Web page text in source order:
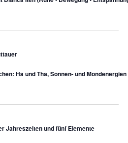
Ha und Tha, Sonnen- und Mondenergien
Jahreszeiten und fünf Elemente